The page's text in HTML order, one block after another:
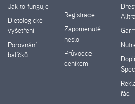
Jak to funguje
Dietologické
vyšetření
Porovnání
balíčků
Registrace
Zapomenuté
heslo
Průvodce
deníkem
řád